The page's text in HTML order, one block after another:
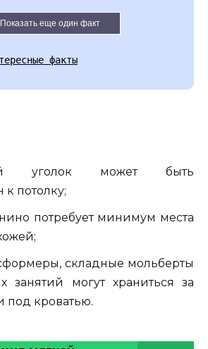
Показать еще один факт
факты
уголок может быть
потолку;
потребует минимум места
складные мольберты
занятий могут храниться за
кроватью.